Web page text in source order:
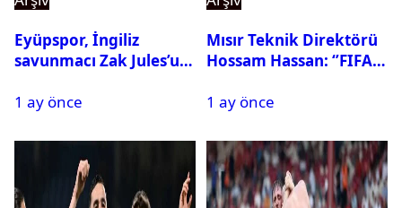
Eyüpspor, İngiliz
savunmacı Zak Jules’u
1 ay önce
Mısır Teknik Direktörü
Hossam Hassan: ‘’FIFA,
istemiyor’’
1 ay önce